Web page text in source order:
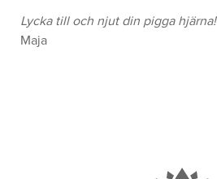
Lycka till och njut din pigga hjärna!
Maja